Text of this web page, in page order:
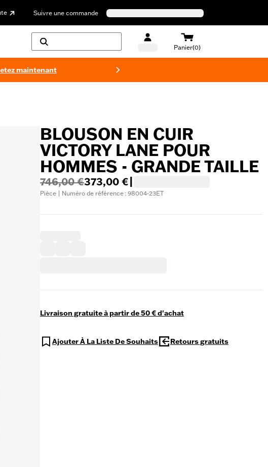
Suivre une commande
Panier(0)
maintenant
BLOUSON EN CUIR
VICTORY LANE POUR
HOMMES - GRANDE TAILLE
746,00 €373,00 €
Pièce | Numéro de référence : 98004-23ET
Livraison gratuite à partir de 50 € d'achat
Ajouter À La Liste De Souhaits Retours gratuits